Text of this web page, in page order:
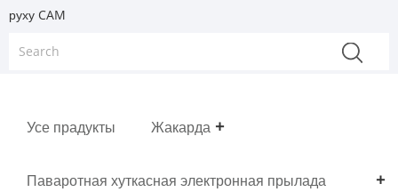
руху CAM
Усе прадукты Жакарда
Паваротная хуткасная электронная прылада